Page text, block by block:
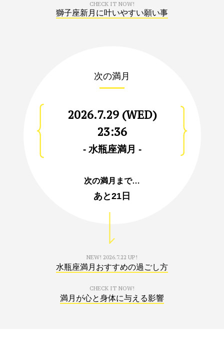
CHECK IT NOW!
獅子座新月に叶いやすい願い事
次の満月
2026.7.29 (WED)
23:36
- 水瓶座満月 -
次の満月まで…
あと21日
NEW! 2026.7.22 UP!
水瓶座満月おすすめの過ごし方
CHECK IT NOW!
満月が心と身体に与える影響